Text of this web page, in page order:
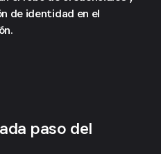
de identidad en el
paso del